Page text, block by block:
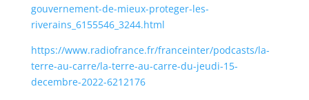
gouvernement-de-mieux-proteger-les-
riverains_6155546_3244.html
https://www.radiofrance.fr/franceinter/podcasts/la-
terre-au-carre/la-terre-au-carre-du-jeudi-15-
decembre-2022-6212176